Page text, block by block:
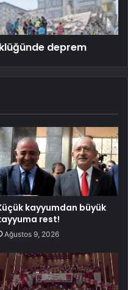
deprem
kayyumdan büyük
rest!
Ağustos 9, 2026